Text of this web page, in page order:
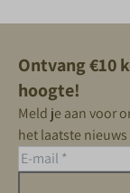
Ontvang €10
hoogte!
Meld je aan voor
het laatste